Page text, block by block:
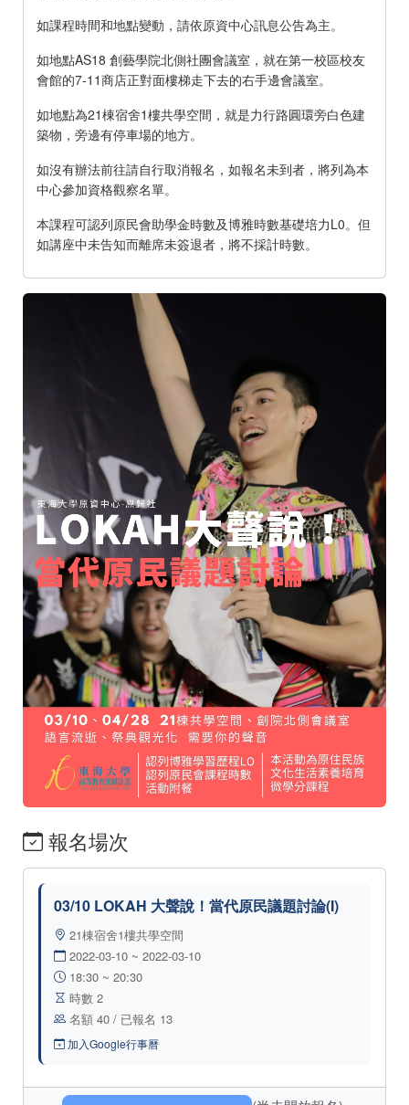
如課程時間和地點變動，請依原資中心訊息公告為主。
如地點AS18 創藝學院北側社團會議室，就在第一校區校友
會館的7-11商店正對面樓梯走下去的右手邊會議室。
如地點為21棟宿舍1樓共學空間，就是力行路圓環旁白色建
築物，旁邊有停車場的地方。
如沒有辦法前往請自行取消報名，如報名未到者，將列為本
中心參加資格觀察名單。
本課程可認列原民會助學金時數及博雅時數基礎培力L0。但
如講座中未告知而離席未簽退者，將不採計時數。
報名場次
03/10 LOKAH 大聲說！當代原民議題討論(I)
21棟宿舍1樓共學空間
2022-03-10 ~ 2022-03-10
18:30 ~ 20:30
時數 2
名額 40 / 已報名 13
加入Google行事曆